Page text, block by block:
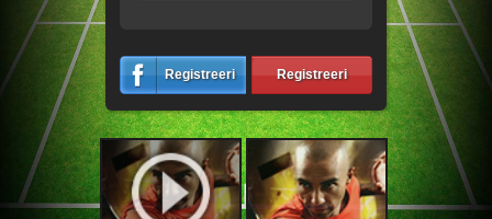
Registreeri Registreeri